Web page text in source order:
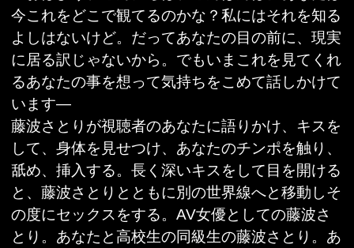
と、藤波さとりとともに別の世界線へと移動しそ
の度にセックスをする。AV女優としての藤波さ
とり。あなたと高校生の同級生の藤波さとり。あ
なたの元カノ、ナースの藤波さとり。あなたと同
棲中の藤波さとり。いつしかこれが虚構なのか現
実なのか分からなくなり、ただ目の前に居る藤波
さとりの身体に溺れていく…。
商品コー
ド
CAFR530
収録時間
111分
発売日
2022年04月29日
監督
-
シリーズ
VRの中で僕を待つ、愛おしき貴女